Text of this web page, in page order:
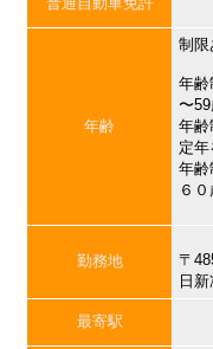
年齢
制限
年齢
〜
年齢
定年
年齢
６
勤務地
〒
日
最寄駅